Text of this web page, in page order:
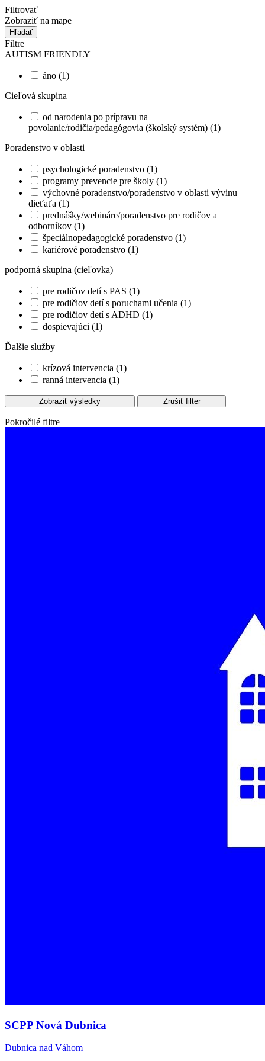
Filtrovať
Zobraziť na mape
Hľadať
Filtre
AUTISM FRIENDLY
áno (1)
Cieľová skupina
od narodenia po prípravu na
povolanie/rodičia/pedagógovia (školský systém) (1)
Poradenstvo v oblasti
psychologické poradenstvo (1)
programy prevencie pre školy (1)
výchovné poradenstvo/poradenstvo v oblasti vývinu
dieťaťa (1)
prednášky/webináre/poradenstvo pre rodičov a
odborníkov (1)
špeciálnopedagogické poradenstvo (1)
kariérové poradenstvo (1)
podporná skupina (cieľovka)
pre rodičov detí s PAS (1)
pre rodičiov detí s poruchami učenia (1)
pre rodičiov detí s ADHD (1)
dospievajúci (1)
Ďalšie služby
krízová intervencia (1)
ranná intervencia (1)
Zobraziť výsledky Zrušiť filter
Pokročilé filtre
SCPP Nová Dubnica
Dubnica nad Váhom